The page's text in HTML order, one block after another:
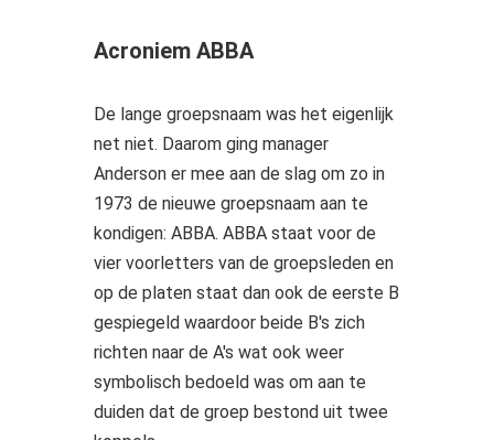
Acroniem ABBA
De lange groepsnaam was het eigenlijk
net niet. Daarom ging manager
Anderson er mee aan de slag om zo in
1973 de nieuwe groepsnaam aan te
kondigen: ABBA. ABBA staat voor de
vier voorletters van de groepsleden en
op de platen staat dan ook de eerste B
gespiegeld waardoor beide B's zich
richten naar de A's wat ook weer
symbolisch bedoeld was om aan te
duiden dat de groep bestond uit twee